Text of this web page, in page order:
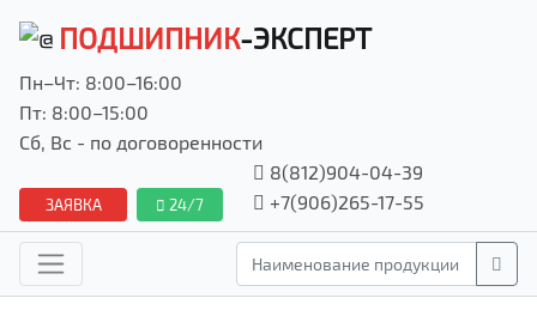
ПОДШИПНИК-ЭКСПЕРТ
Пн–Чт: 8:00–16:00
Пт: 8:00–15:00
Сб, Вс - по договоренности
ЗАЯВКА 24/7
8(812)904-04-39
+7(906)265-17-55